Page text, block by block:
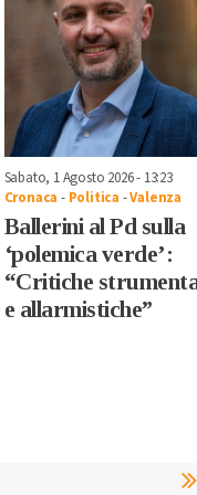
Sabato, 1 Agosto 2026 - 13:23
Cronaca - Politica -Valenza
Ballerini al Pd sulla
‘polemica verde’:
“Critiche
e allarmistiche”